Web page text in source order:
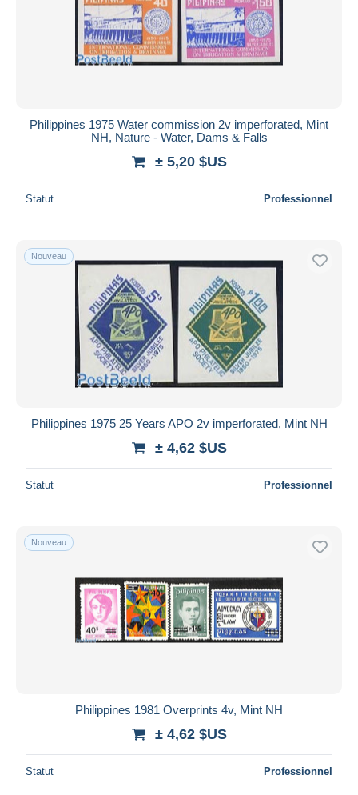
Philippines 1975 Water commission 2v imperforated, Mint
NH, Nature - Water, Dams & Falls
± 5,20 $US
Statut Professionnel
Nouveau
Philippines 1975 25 Years APO 2v imperforated, Mint NH
± 4,62 $US
Statut Professionnel
Nouveau
Philippines 1981 Overprints 4v, Mint NH
± 4,62 $US
Statut Professionnel